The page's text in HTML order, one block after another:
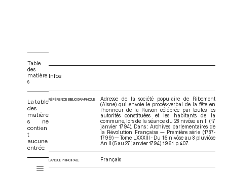
Table
des
matière
s
La table
des
matière
s ne
contien
t
aucune
entrée.
Tome LXXXIII - Du 16 nivôse au 8 pluviôse An II (5 au 27 janvier 1794)
Infos
RÉFÉRENCE BIBLIOGRAPHIQUE
Adresse de la société populaire de Ribemont
(Aisne) qui envoie le procès-verbal de la fête en
l'honneur de la Raison célébrée par toutes les
autorités constituées et les habitants de la
commune, lors de la séance du 28 nivôse an II (17
janvier 1794). Dans : Archives parlementaires de
la Révolution Française — Première série (1787-
1799) — Tome LXXXIII - Du 16 nivôse au 8 pluviôse
An II (5 au 27 janvier 1794). 1961. p. 407.
LANGUE PRINCIPALE Français